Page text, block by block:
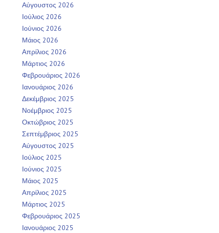
Αύγουστος 2026
Ιούλιος 2026
Ιούνιος 2026
Μάιος 2026
Απρίλιος 2026
Μάρτιος 2026
Φεβρουάριος 2026
Ιανουάριος 2026
Δεκέμβριος 2025
Νοέμβριος 2025
Οκτώβριος 2025
Σεπτέμβριος 2025
Αύγουστος 2025
Ιούλιος 2025
Ιούνιος 2025
Μάιος 2025
Απρίλιος 2025
Μάρτιος 2025
Φεβρουάριος 2025
Ιανουάριος 2025